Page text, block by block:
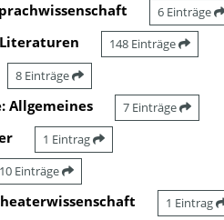
6 Einträge
Literaturen 148 Einträge
8 Einträge
Allgemeines 7 Einträge
1 Eintrag
10 Einträge
1 Eintrag